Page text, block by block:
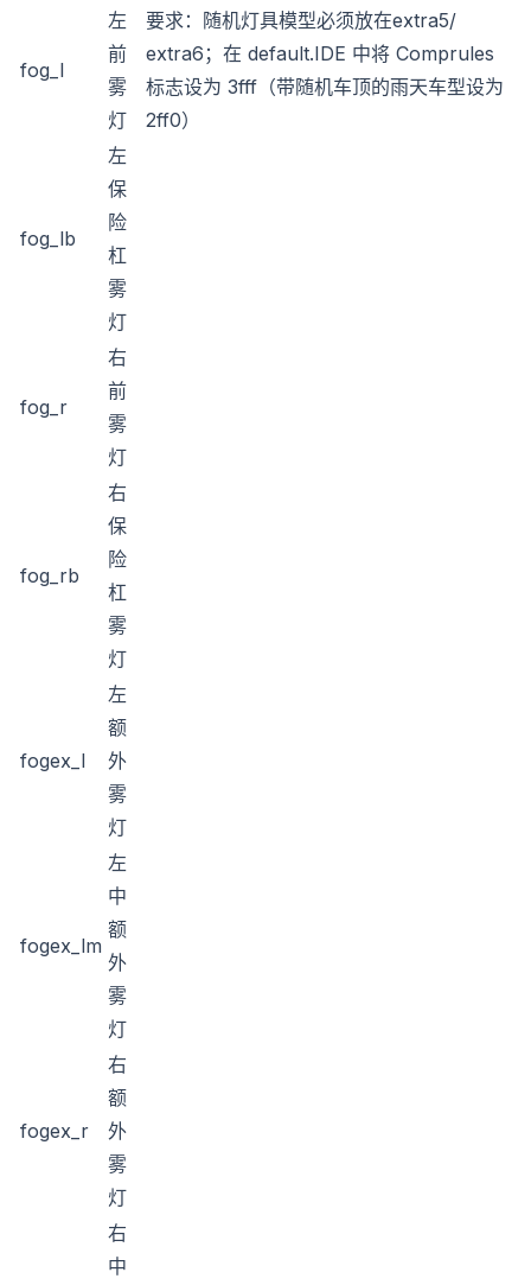
fog_l
左
前
雾
灯
要求：随机灯具模型必须放在extra5/
extra6；在 default.IDE 中将 Comprules
标志设为 3fff（带随机车顶的雨天车型设为
2ff0）
fog_lb
左
保
险
杠
雾
灯
fog_r
右
前
雾
灯
fog_rb
右
保
险
杠
雾
灯
fogex_l
左
额
外
雾
灯
fogex_lm
左
中
额
外
雾
灯
fogex_r
右
额
外
雾
灯
右
中